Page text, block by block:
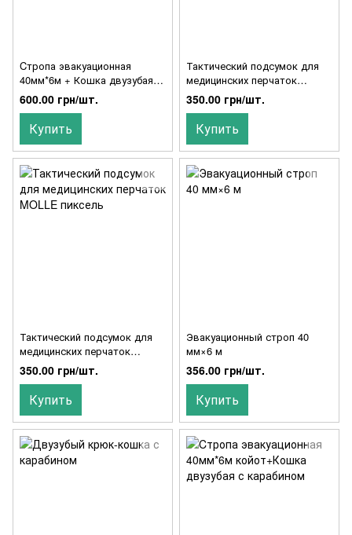
Cтропа эвакуационная
40мм*6м + Кошка двузубая с
карабином
600.00 грн/шт.
Купить
Тактический подсумок для
медицинских перчаток
MOLLE мультикам
350.00 грн/шт.
Купить
Тактический подсумок для
медицинских перчаток
MOLLE пиксель
350.00 грн/шт.
Купить
Эвакуационный строп 40
мм×6 м
356.00 грн/шт.
Купить